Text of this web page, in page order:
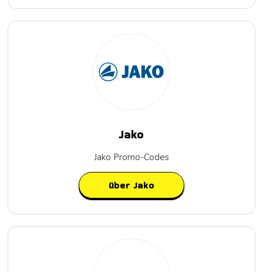
Jako
Jako Promo-Codes
über Jako